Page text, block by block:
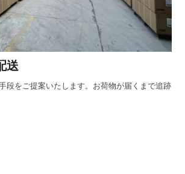
送
段をご提案いたします。お荷物が届くまで追跡